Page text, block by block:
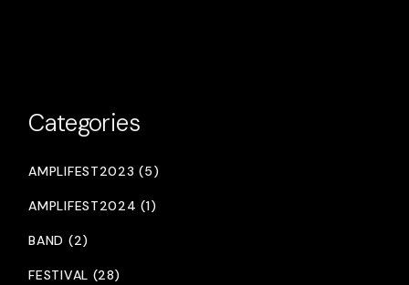
Categories
AMPLIFEST2023 (5)
AMPLIFEST2024 (1)
BAND (2)
FESTIVAL (28)